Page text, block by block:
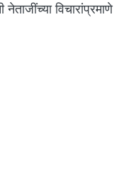
विचारांप्रमाणे